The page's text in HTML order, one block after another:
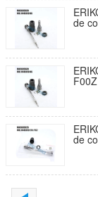
de
de
del